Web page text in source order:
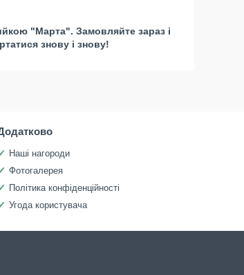
"Марта". Замовляйте зараз і
знову і знову!
Наші нагороди
Фотогалерея
Політика конфіденційності
Угода користувача